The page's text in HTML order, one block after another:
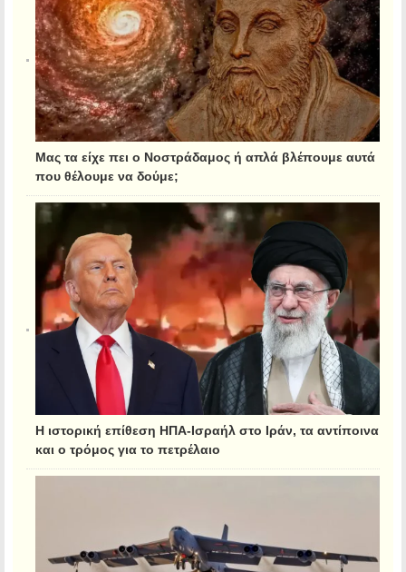
Μας τα είχε πει ο Νοστράδαμος ή απλά βλέπουμε αυτά
που θέλουμε να δούμε;
Η ιστορική επίθεση ΗΠΑ-Ισραήλ στο Ιράν, τα αντίποινα
και ο τρόμος για το πετρέλαιο